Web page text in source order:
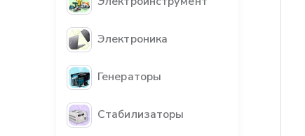
Электроника
Генераторы
Стабилизаторы